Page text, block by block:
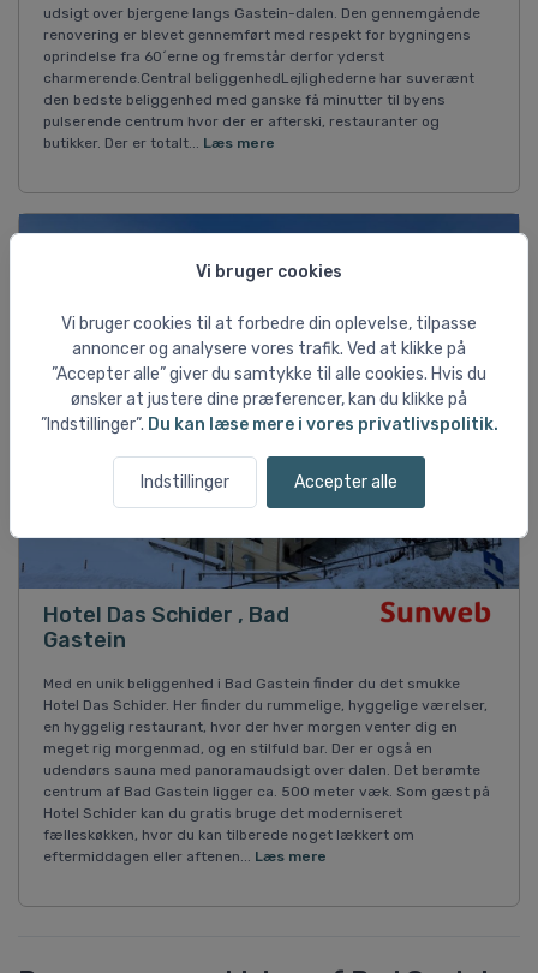
Vi bruger cookies
Vi bruger cookies til at forbedre din oplevelse, tilpasse
annoncer og analysere vores trafik. Ved at klikke på
”Accepter alle” giver du samtykke til alle cookies. Hvis du
ønsker at justere dine præferencer, kan du klikke på
”Indstillinger”. Du kan læse mere i vores privatlivspolitik.
Indstillinger Accepter alle
udsigt over bjergene langs Gastein-dalen. Den gennemgående
renovering er blevet gennemført med respekt for bygningens
oprindelse fra 60´erne og fremstår derfor yderst
charmerende.Central beliggenhedLejlighederne har suverænt
den bedste beliggenhed med ganske få minutter til byens
pulserende centrum hvor der er afterski, restauranter og
butikker. Der er totalt... Læs mere
Hotel Das Schider , Bad
Gastein
Med en unik beliggenhed i Bad Gastein finder du det smukke
Hotel Das Schider. Her finder du rummelige, hyggelige værelser,
en hyggelig restaurant, hvor der hver morgen venter dig en
meget rig morgenmad, og en stilfuld bar. Der er også en
udendørs sauna med panoramaudsigt over dalen. Det berømte
centrum af Bad Gastein ligger ca. 500 meter væk. Som gæst på
Hotel Schider kan du gratis bruge det moderniseret
fælleskøkken, hvor du kan tilberede noget lækkert om
eftermiddagen eller aftenen... Læs mere